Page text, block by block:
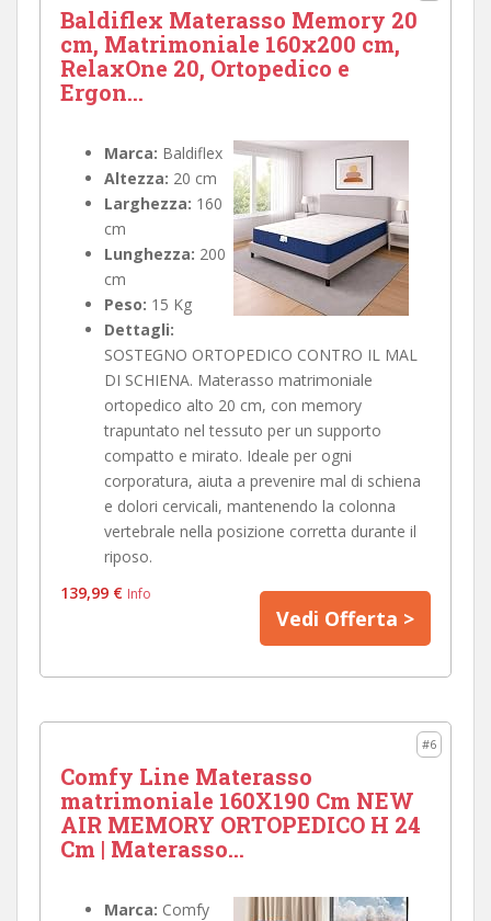
Baldiflex Materasso Memory 20
cm, Matrimoniale 160x200 cm,
RelaxOne 20, Ortopedico e
Ergon...
Marca: Baldiflex
Altezza: 20 cm
Larghezza: 160
cm
Lunghezza: 200
cm
Peso: 15 Kg
Dettagli:
SOSTEGNO ORTOPEDICO CONTRO IL MAL
DI SCHIENA. Materasso matrimoniale
ortopedico alto 20 cm, con memory
trapuntato nel tessuto per un supporto
compatto e mirato. Ideale per ogni
corporatura, aiuta a prevenire mal di schiena
e dolori cervicali, mantenendo la colonna
vertebrale nella posizione corretta durante il
riposo.
139,99 € Info
Vedi Offerta >
#6
Comfy Line Materasso
matrimoniale 160X190 Cm NEW
AIR MEMORY ORTOPEDICO H 24
Cm | Materasso...
Marca: Comfy